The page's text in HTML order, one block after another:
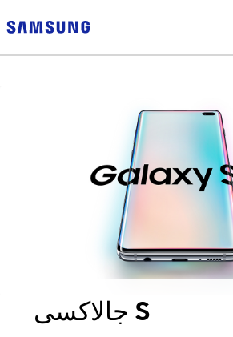
جالاكسى S